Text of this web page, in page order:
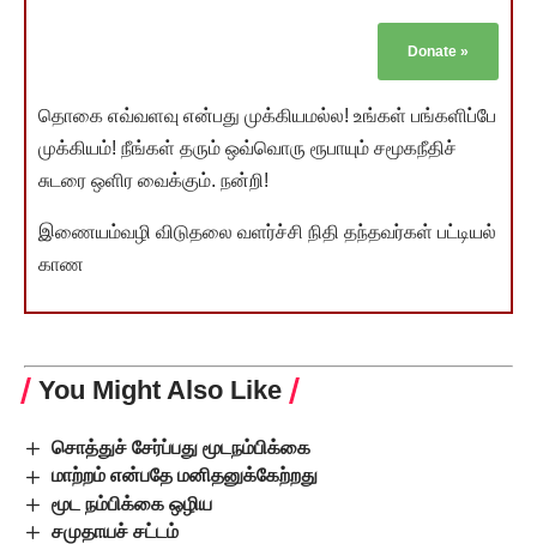
Donate »
தொகை எவ்வளவு என்பது முக்கியமல்ல! உங்கள் பங்களிப்பே
முக்கியம்! நீங்கள் தரும் ஒவ்வொரு ரூபாயும் சமூகநீதிச்
சுடரை ஒளிர வைக்கும். நன்றி!
இணையம்வழி விடுதலை வளர்ச்சி நிதி தந்தவர்கள் பட்டியல்
காண
You Might Also Like
சொத்துச் சேர்ப்பது மூடநம்பிக்கை
மாற்றம் என்பதே மனிதனுக்கேற்றது
மூட நம்பிக்கை ஒழிய
சமுதாயச் சட்டம்